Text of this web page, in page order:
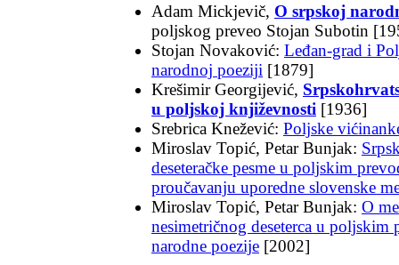
Adam Mickjevič, O srpskoj
poljskog preveo Stojan Subotin
Stojan Novaković: Leđan-grad i
narodnoj poeziji [1879]
Krešimir Georgijević,
u poljskoj književnosti [1936]
Srebrica Knežević: Poljske
Miroslav Topić, Petar Bunjak:
deseteračke pesme u poljskim
proučavanju uporedne slovenske
Miroslav Topić, Petar Bunjak: O
nesimetričnog deseterca u poljskim
narodne poezije [2002]